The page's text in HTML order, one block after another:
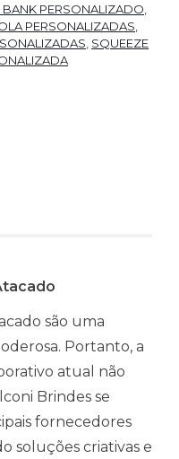
BANK PERSONALIZADO
PERSONALIZADAS
SQUEEZE
são uma
Portanto, a
atual não
Brindes se
fornecedores
soluções criativas e